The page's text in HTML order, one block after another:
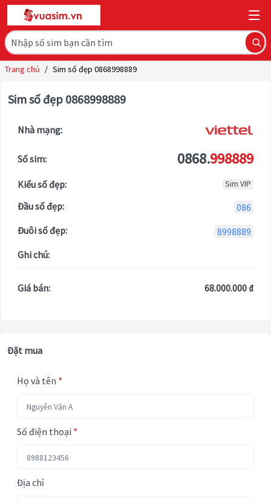
Trang chủ / Sim số đẹp 0868998889
Sim số đẹp 0868998889
Nhà mạng:
Số sim: 0868.998889
Kiểu số đẹp: Sim VIP
Đầu số đẹp:
086
Đuôi số đẹp:
8998889
Ghi chú:
Giá bán: 68.000.000 ₫
Đặt mua
Họ và tên *
Số điện thoại *
Địa chỉ